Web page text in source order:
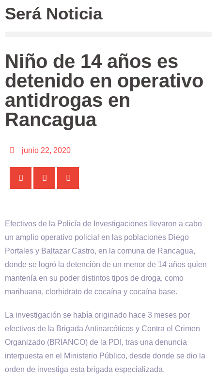
Será Noticia
Niño de 14 años es
detenido en operativo
antidrogas en
Rancagua
junio 22, 2020
Efectivos de la Policía de Investigaciones llevaron a cabo
un amplio operativo policial en las poblaciones Diego
Portales y Baltazar Castro, en la comuna de Rancagua,
donde se logró la detención de un menor de 14 años quien
mantenía en su poder distintos tipos de droga, como
marihuana, clorhidrato de cocaína y cocaína base.
La investigación se había originado hace 3 meses por
efectivos de la Brigada Antinarcóticos y Contra el Crimen
Organizado (BRIANCO) de la PDI, tras una denuncia
interpuesta en el Ministerio Público, desde donde se dio la
orden de investiga esta brigada especializada.